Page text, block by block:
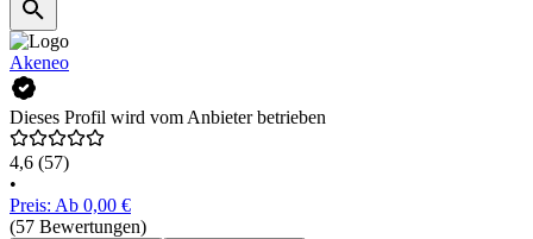
Akeneo
Dieses Profil wird vom Anbieter betrieben
4,6 (57)
•
Preis: Ab 0,00 €
(57 Bewertungen)